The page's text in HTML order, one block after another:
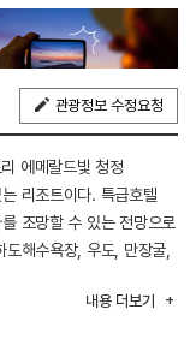
관광정보 수정요청
에메랄드빛 청정
리조트이다. 특급호텔
조망할 수 있는 전망으로
해수욕장, 우도, 만장굴,
내용 더보기